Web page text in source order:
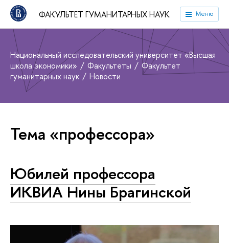
ФАКУЛЬТЕТ ГУМАНИТАРНЫХ НАУК Меню
Национальный исследовательский университет «Высшая
школа экономики»
Факультеты
Факультет
гуманитарных наук
Новости
Тема «профессора»
Юбилей профессора
ИКВИА Нины Брагинской